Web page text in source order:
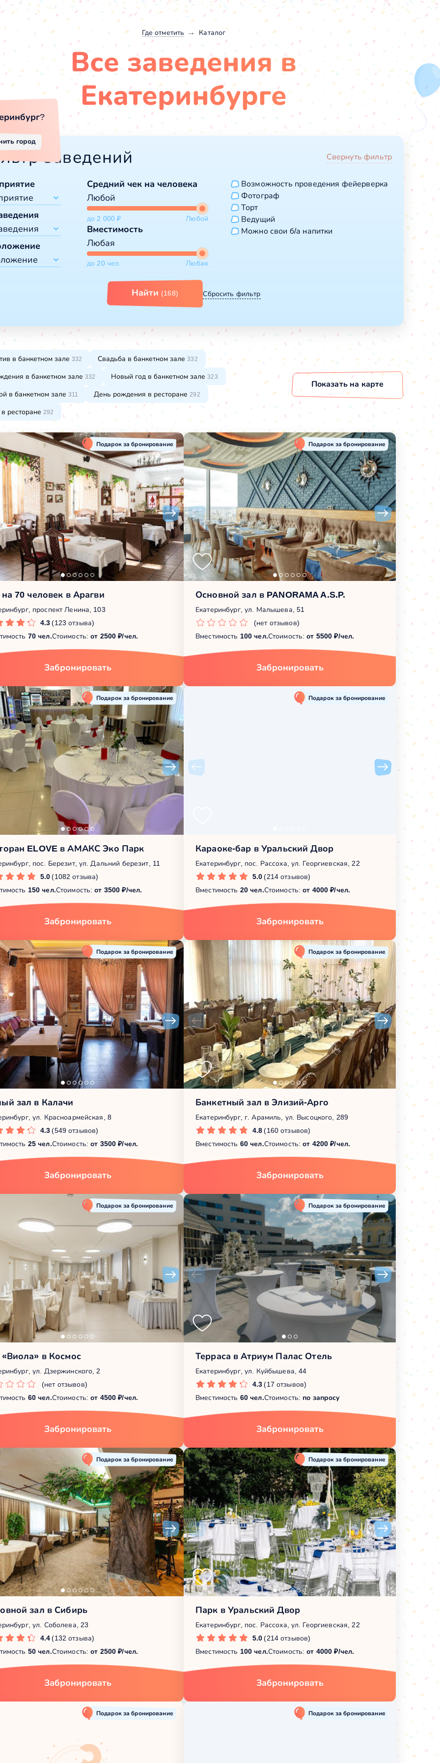
Где отметить Каталог
Все заведения в
Екатеринбурге
заведений Свернуть фильтр
год
рождения
Средний чек на человека
Любой
до 2 000 ₽ Любой
Вместимость
Любая
до 20 чел. Любая
Возможность проведения фейерверка
Фотограф
Торт
Ведущий
Можно свои б/а напитки
Найти (168) Сбросить фильтр
в банкетном зале 332 Свадьба в банкетном зале 332
в банкетном зале 332 Новый год в банкетном зале 323
в банкетном зале 311 День рождения в ресторане 292
ресторане 292
Показатьна карте
Подарок за бронирование
70 человек в Арагви
проспект Ленина, 103
4.3 (123 отзыва)
70 чел.Стоимость:от 2500 ₽/чел.
Забронировать
Подарок за бронирование
Основной зал в PANORAMA A.S.P.
Екатеринбург, ул. Малышева, 51
(нет отзывов)
Вместимость 100 чел.Стоимость:от 5500 ₽/чел.
Забронировать
Подарок за бронирование
ELOVE в АМАКС Эко Парк
пос. Березит, ул. Дальний березит, 11
5.0 (1082 отзыва)
150 чел.Стоимость:от 3500 ₽/чел.
Забронировать
Подарок за бронирование
Караоке-бар в Уральский Двор
Екатеринбург, пос. Рассоха, ул. Георгиевская, 22
5.0 (214 отзывов)
Вместимость 20 чел.Стоимость:от 4000 ₽/чел.
Забронировать
Подарок за бронирование
зал в Калачи
ул. Красноармейская, 8
4.3 (549 отзывов)
25 чел.Стоимость:от 3500 ₽/чел.
Забронировать
Подарок за бронирование
Банкетный зал в Элизий-Арго
Екатеринбург, г. Арамиль, ул. Высоцкого, 289
4.8 (160 отзывов)
Вместимость 60 чел.Стоимость:от 4200 ₽/чел.
Забронировать
Подарок за бронирование
в Космос
ул. Дзержинского, 2
(нет отзывов)
60 чел.Стоимость:от 4500 ₽/чел.
Забронировать
Подарок за бронирование
Терраса в Атриум Палас Отель
Екатеринбург, ул. Куйбышева, 44
4.3 (17 отзывов)
Вместимость 60 чел.Стоимость: по запросу
Забронировать
Подарок за бронирование
зал в Сибирь
ул. Соболева, 23
4.4 (132 отзыва)
50 чел.Стоимость:от 2500 ₽/чел.
Забронировать
Подарок за бронирование
Парк в Уральский Двор
Екатеринбург, пос. Рассоха, ул. Георгиевская, 22
5.0 (214 отзывов)
Вместимость 100 чел.Стоимость:от 4000 ₽/чел.
Забронировать
Подарок за бронирование Подарок за бронирование
?
город